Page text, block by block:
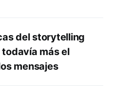
del storytelling
más el
mensajes